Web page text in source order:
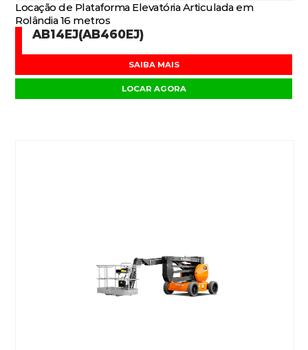
Locação de Plataforma Elevatória Articulada em
Rolândia 16 metros
AB14EJ(AB460EJ)
SAIBA MAIS
LOCAR AGORA